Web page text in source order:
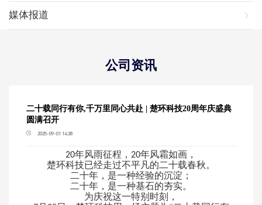
媒体报道
公司资讯
二十载同行有你,千万里同心共赴 | 楚环科技20周年庆盛典
圆满召开
2025-09-01 14:38
20年风雨征程， 20年风霜如画，
楚环科技已经走过不平凡的二十载春秋。
二十年，是一种经验的沉淀；
二十年，是一种基石的夯实。
为庆祝这一特别时刻，